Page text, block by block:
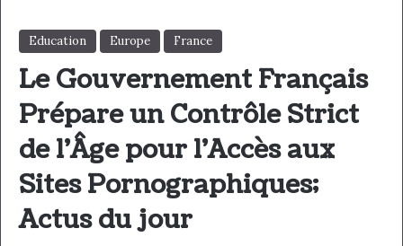
Education Europe France
Le Gouvernement Français
Prépare un Contrôle Strict
de l’Âge pour l’Accès aux
Sites Pornographiques;
Actus du jour